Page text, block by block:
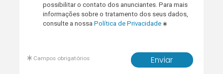
possibilitar o contato dos anunciantes. Para mais
informações sobre o tratamento dos seus dados,
consulte a nossaPolítica de Privacidade
Enviar
Campos obrigatórios